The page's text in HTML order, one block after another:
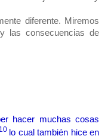
diferente. Miremos
las consecuencias de
hacer muchas cosas
10 lo cual también hice en